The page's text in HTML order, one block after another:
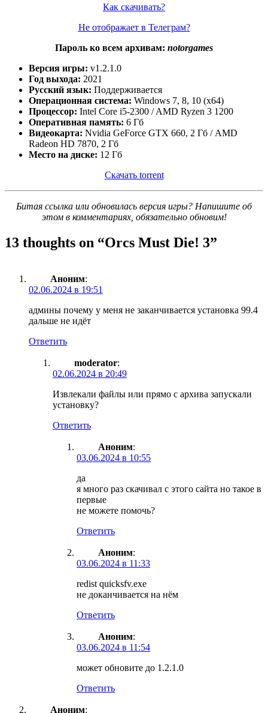
Как скачивать?
Не отображает в Телеграм?
Пароль ко всем архивам: notorgames
Версия игры: v1.2.1.0
Год выхода: 2021
Русский язык: Поддерживается
Операционная система: Windows 7, 8, 10 (x64)
Процессор: Intel Core i5-2300 / AMD Ryzen 3 1200
Оперативная память: 6 Гб
Видеокарта: Nvidia GeForce GTX 660, 2 Гб / AMD
Radeon HD 7870, 2 Гб
Место на диске: 12 Гб
Скачать torrent
Битая ссылка или обновилась версия игры? Напишите об
этом в комментариях, обязательно обновим!
13 thoughts on “Orcs Must Die! 3”
Аноним:
02.06.2024 в 19:51
админы почему у меня не заканчивается установка 99.4
дальше не идёт
Ответить
moderator:
02.06.2024 в 20:49
Извлекали файлы или прямо с архива запускали
установку?
Ответить
Аноним:
03.06.2024 в 10:55
да
я много раз скачивал с этого сайта но такое в
первые
не можете помочь?
Ответить
Аноним:
03.06.2024 в 11:33
redist quicksfv.exe
не доканчивается на нём
Ответить
Аноним:
03.06.2024 в 11:54
может обновите до 1.2.1.0
Ответить
Аноним: